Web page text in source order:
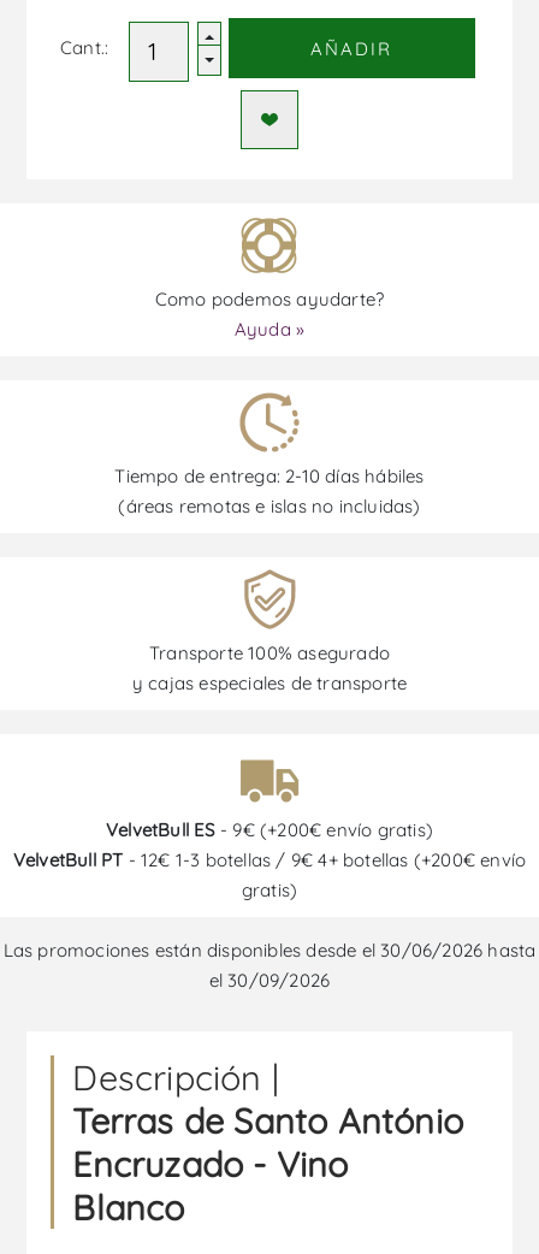
Cant.: AÑADIR
Como podemos ayudarte?
Ayuda »
Tiempo de entrega: 2-10 días hábiles
(áreas remotas e islas no incluidas)
Transporte 100% asegurado
y cajas especiales de transporte
VelvetBull ES- 9€ (+200€ envío gratis)
VelvetBull PT - 12€ 1-3 botellas / 9€ 4+ botellas (+200€ envío
gratis)
Las promociones están disponibles desde el 30/06/2026 hasta
el 30/09/2026
Descripción |
Terras de Santo António
Encruzado - Vino
Blanco